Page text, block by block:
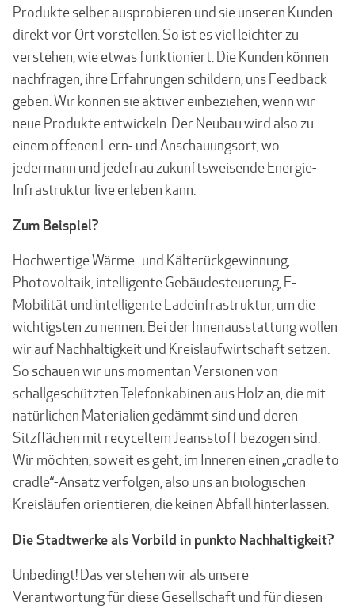
Produkte selber ausprobieren und sie unseren Kunden
direkt vor Ort vorstellen. So ist es viel leichter zu
verstehen, wie etwas funk­tioniert. Die Kunden können
nachfragen, ihre Erfahrungen schildern, uns Feedback
geben. Wir können sie aktiver einbeziehen, wenn wir
neue Produkte entwickeln. Der Neu­bau wird also zu
einem offenen Lern- und Anschauungsort, wo
jedermann und jedefrau zukunftsweisende Energie-
Infrastruktur live erleben kann.
Zum Beispiel?
Hochwertige Wärme- und Kälterückgewinnung,
Photovoltaik, intelligente Gebäude­steuerung, E-
Mobilität und intelligente Ladeinfrastruktur, um die
wichtigsten zu nennen. Bei der Innenausstattung wollen
wir auf Nachhaltigkeit und Kreislaufwirtschaft setzen.
So schauen wir uns momentan Versionen von
schallgeschützten Telefonkabinen aus Holz an, die mit
natürlichen Materialien gedämmt sind und deren
Sitzflächen mit recyceltem Jeansstoff bezogen sind.
Wir möchten, soweit es geht, im Inneren einen „cradle to
cradle“-Ansatz verfolgen, also uns an biologischen
Kreisläufen orientieren, die keinen Abfall hin­terlassen.
Die Stadtwerke als Vorbild in punkto Nachhaltigkeit?
Unbedingt! Das verstehen wir als unsere
Verantwortung für diese Gesellschaft und für diesen